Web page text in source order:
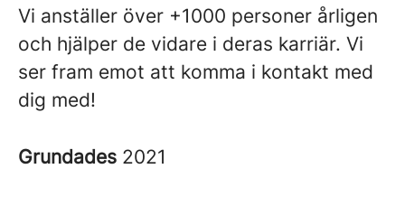
Vi anställer över +1000 personer årligen
och hjälper de vidare i deras karriär. Vi
ser fram emot att komma i kontakt med
dig med!
Grundades 2021